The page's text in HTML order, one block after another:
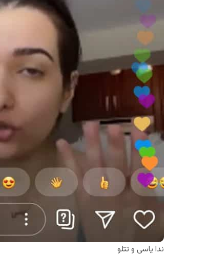
ندا یاسی و تتلو